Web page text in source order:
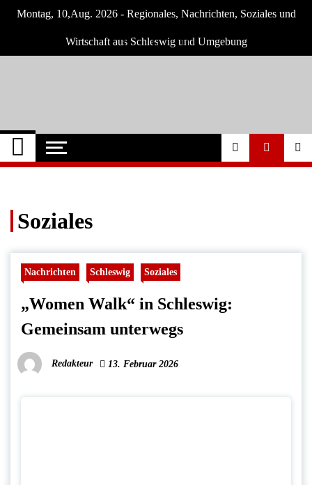
Skip
Montag, 10,Aug. 2026 - Regionales, Nachrichten, Soziales und
Wirtschaft aus Schleswig und Umgebung
Schleswig Szene
Neuigkeiten und Nachrichten aus Schleswig
und Umgebung
Soziales
Nachrichten Schleswig Soziales
„Women Walk“ in Schleswig:
Gemeinsam unterwegs
Redakteur 13. Februar 2026